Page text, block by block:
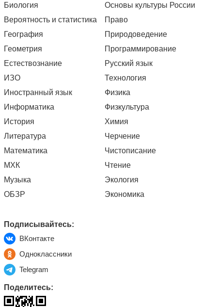
Биология
Вероятность и статистика
География
Геометрия
Естествознание
ИЗО
Иностранный язык
Информатика
История
Литература
Математика
МХК
Музыка
ОБЗР
Основы культуры России
Право
Природоведение
Программирование
Русский язык
Технология
Физика
Физкультура
Химия
Черчение
Чистописание
Чтение
Экология
Экономика
Подписывайтесь:
ВКонтакте
Одноклассники
Telegram
Поделитесь: